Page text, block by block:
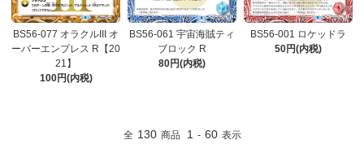
BS56-077 オラクルIII オ
ーバーエンプレス R【20
21】
100円(内税)
BS56-061 宇宙海賊ティ
ブロック R
80円(内税)
BS56-001 ロケッドラ
50円(内税)
全 130 商品 1 - 60 表示